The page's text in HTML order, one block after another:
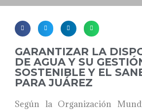
GARANTIZAR LA
DE AGUA Y SU
SOSTENIBLE Y EL
PARA JUÁREZ
Según la Organización